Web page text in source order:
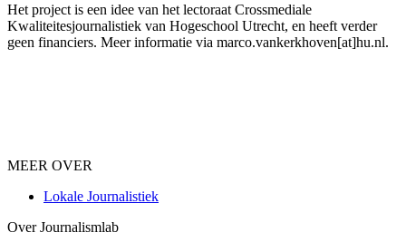
Het project is een idee van het lectoraat Crossmediale
Kwaliteitesjournalistiek van Hogeschool Utrecht, en heeft verder
geen financiers. Meer informatie via marco.vankerkhoven[at]hu.nl.
MEER OVER
Lokale Journalistiek
Over Journalismlab